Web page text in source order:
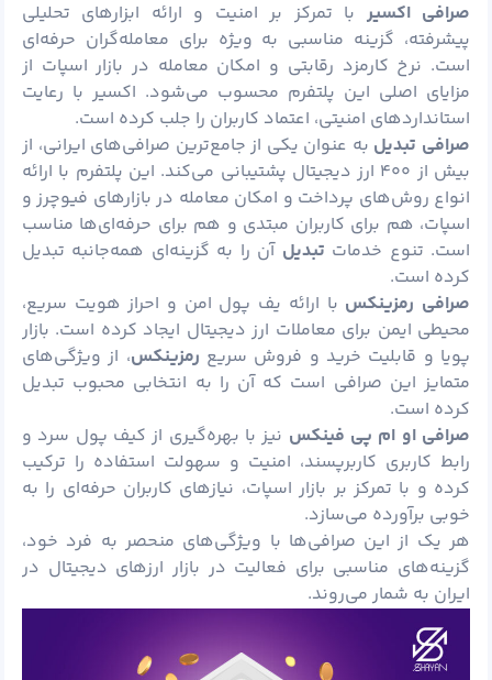
صرافی اکسیر با تمرکز بر امنیت و ارائه ابزارهای تحلیلی
پیشرفته، گزینه مناسبی به ویژه برای معامله‌گران حرفه‌ای
است. نرخ کارمزد رقابتی و امکان معامله در بازار اسپات از
مزایای اصلی این پلتفرم محسوب می‌شود. اکسیر با رعایت
استانداردهای امنیتی، اعتماد کاربران را جلب کرده است.
صرافی تبدیل به عنوان یکی از جامع‌ترین صرافی‌های ایرانی، از
بیش از ۴۰۰ ارز دیجیتال پشتیبانی می‌کند. این پلتفرم با ارائه
انواع روش‌های پرداخت و امکان معامله در بازارهای فیوچرز و
اسپات، هم برای کاربران مبتدی و هم برای حرفه‌ای‌ها مناسب
است. تنوع خدمات تبدیل آن را به گزینه‌ای همه‌جانبه تبدیل
کرده است.
صرافی رمزینکس با ارائه یف پول امن و احراز هویت سریع،
محیطی ایمن برای معاملات ارز دیجیتال ایجاد کرده است. بازار
پویا و قابلیت خرید و فروش سریع رمزینکس، از ویژگی‌های
متمایز این صرافی است که آن را به انتخابی محبوب تبدیل
کرده است.
صرافی او ام پی فینکس نیز با بهره‌گیری از کیف پول سرد و
رابط کاربری کاربرپسند، امنیت و سهولت استفاده را ترکیب
کرده و با تمرکز بر بازار اسپات، نیازهای کاربران حرفه‌ای را به
خوبی برآورده می‌سازد.
هر یک از این صرافی‌ها با ویژگی‌های منحصر به فرد خود،
گزینه‌های مناسبی برای فعالیت در بازار ارزهای دیجیتال در
ایران به شمار می‌روند.